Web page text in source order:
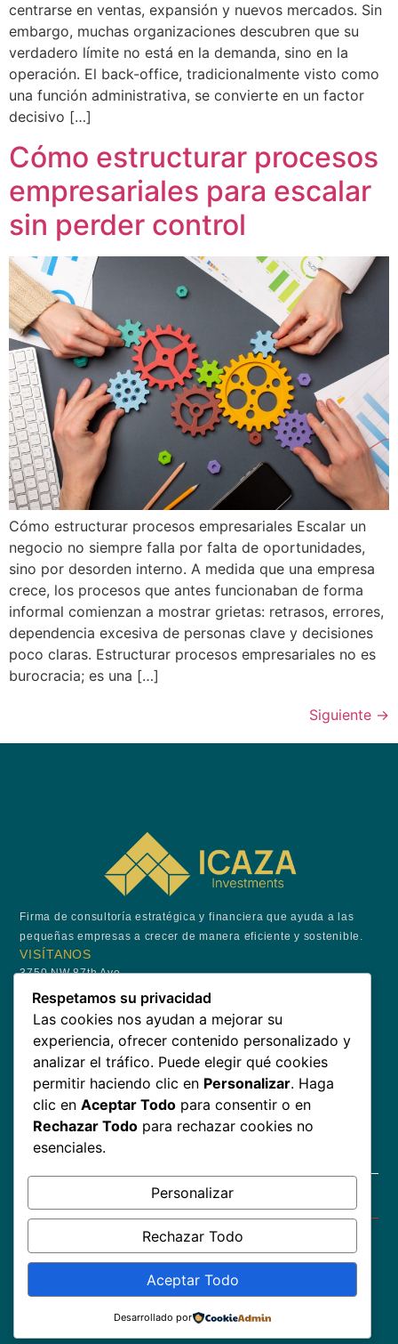
centrarse en ventas, expansión y nuevos mercados. Sin
embargo, muchas organizaciones descubren que su
verdadero límite no está en la demanda, sino en la
operación. El back-office, tradicionalmente visto como
una función administrativa, se convierte en un factor
decisivo […]
Cómo estructurar procesos
empresariales para escalar
sin perder control
Cómo estructurar procesos empresariales Escalar un
negocio no siempre falla por falta de oportunidades,
sino por desorden interno. A medida que una empresa
crece, los procesos que antes funcionaban de forma
informal comienzan a mostrar grietas: retrasos, errores,
dependencia excesiva de personas clave y decisiones
poco claras. Estructurar procesos empresariales no es
burocracia; es una […]
Siguiente →
Firma de consultoría estratégica y financiera que ayuda a las
pequeñas empresas a crecer de manera eficiente y sostenible.
VISÍTANOS
3750 NW 87th Ave,
Suite 700,
Doral, FL 33178
+1 (305) 975-9282
info@icazainvestments.com
ÚNETE AL CLUB
Recibe actualizaciones sobre eventos especiales y obtén tu
primera bebida por nuestra cuenta.
SUSCRÍBETE
Copyright © 2026 – Icaza Investments Corp. Todos los
Derechos Reservados
por ZeusWebdesign
Respetamos su privacidad
Las cookies nos ayudan a mejorar su
experiencia, ofrecer contenido personalizado y
analizar el tráfico. Puede elegir qué cookies
permitir haciendo clic en Personalizar. Haga
clic en Aceptar Todo para consentir o en
Rechazar Todo para rechazar cookies no
esenciales.
Personalizar
Rechazar Todo
Aceptar Todo
Desarrollado por